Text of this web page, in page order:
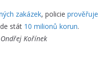
zakázek, policie prověřuje
stát 10 milionů korun.
Ondřej Kořínek